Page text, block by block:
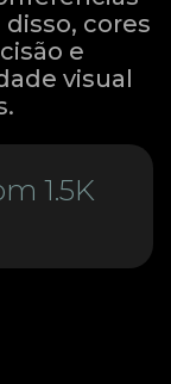
cores
e
visual
1.5K